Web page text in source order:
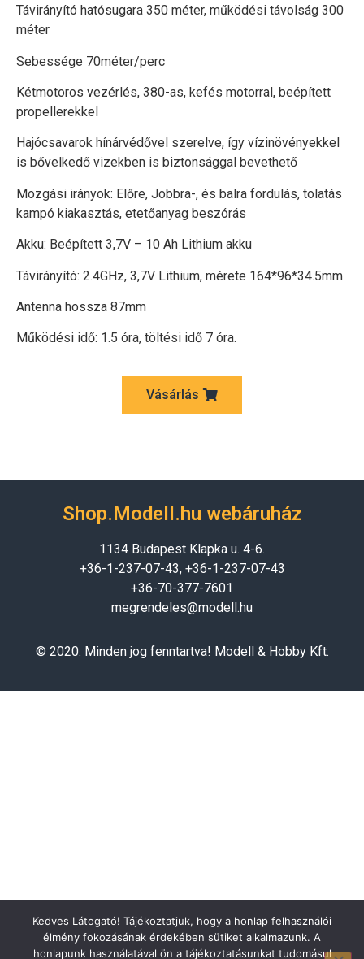
Távirányító hatósugara 350 méter, működési távolság 300
méter
Sebessége 70méter/perc
Kétmotoros vezérlés, 380-as, kefés motorral, beépített
propellerekkel
Hajócsavarok hínárvédővel szerelve, így vízinövényekkel
is bővelkedő vizekben is biztonsággal bevethető
Mozgási irányok: Előre, Jobbra-, és balra fordulás, tolatás
kampó kiakasztás, etetőanyag beszórás
Akku: Beépített 3,7V – 10 Ah Lithium akku
Távirányító: 2.4GHz, 3,7V Lithium, mérete 164*96*34.5mm
Antenna hossza 87mm
Működési idő: 1.5 óra, töltési idő 7 óra.
Vásárlás
Shop.Modell.hu webáruház
1134 Budapest Klapka u. 4-6.
+36-1-237-07-43, +36-1-237-07-43
+36-70-377-7601
megrendeles@modell.hu
© 2020. Minden jog fenntartva! Modell & Hobby Kft.
Kedves Látogató! Tájékoztatjuk, hogy a honlap felhasználói
élmény fokozásának érdekében sütiket alkalmazunk. A
honlapunk használatával ön a tájékoztatásunkat tudomásul